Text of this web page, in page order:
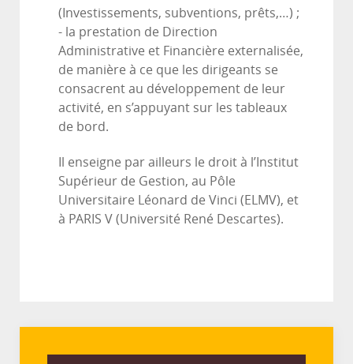
(Investissements, subventions, prêts,…) ;
- la prestation de Direction
Administrative et Financière externalisée,
de manière à ce que les dirigeants se
consacrent au développement de leur
activité, en s’appuyant sur les tableaux
de bord.
Il enseigne par ailleurs le droit à l’Institut
Supérieur de Gestion, au Pôle
Universitaire Léonard de Vinci (ELMV), et
à PARIS V (Université René Descartes).